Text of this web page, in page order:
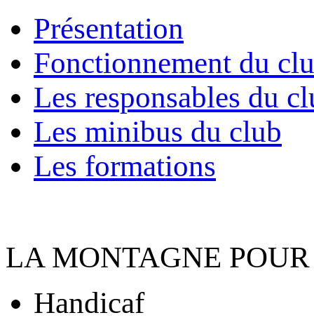
Présentation
Fonctionnement du
Les responsables du
Les minibus du club
Les formations
LA MONTAGNE
Handicaf